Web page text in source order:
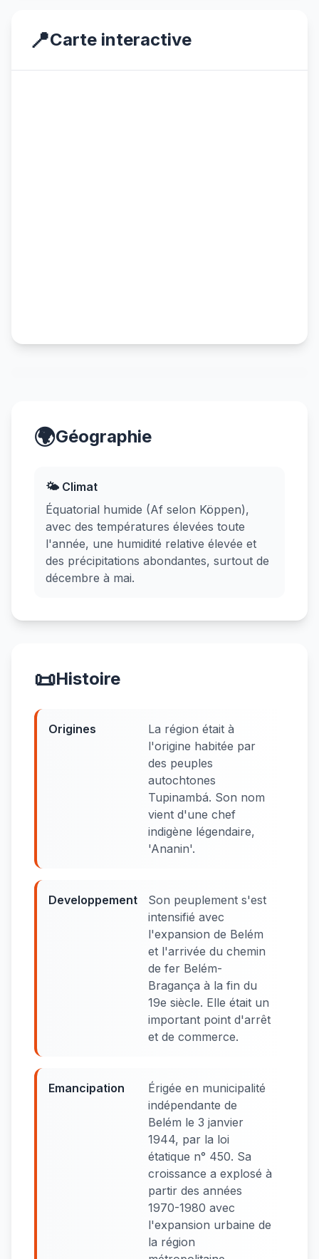
📍Carte interactive
🌍Géographie
🌤️ Climat
Équatorial humide (Af selon Köppen),
avec des températures élevées toute
l'année, une humidité relative élevée et
des précipitations abondantes, surtout de
décembre à mai.
📜Histoire
Origines
La région était à
l'origine habitée par
des peuples
autochtones
Tupinambá. Son nom
vient d'une chef
indigène légendaire,
'Ananin'.
Developpement
Son peuplement s'est
intensifié avec
l'expansion de Belém
et l'arrivée du chemin
de fer Belém-
Bragança à la fin du
19e siècle. Elle était un
important point d'arrêt
et de commerce.
Emancipation
Érigée en municipalité
indépendante de
Belém le 3 janvier
1944, par la loi
étatique n° 450. Sa
croissance a explosé à
partir des années
1970-1980 avec
l'expansion urbaine de
la région